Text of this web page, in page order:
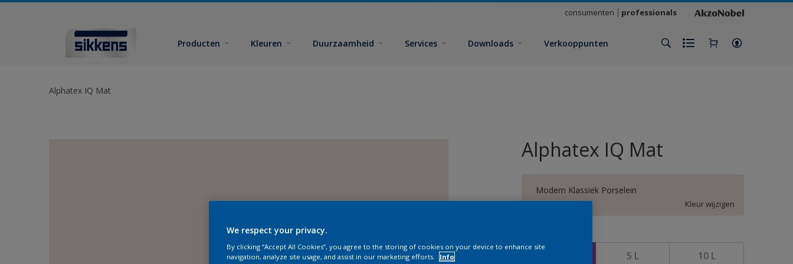
consumenten professionals
Producten Kleuren Duurzaamheid Services Downloads Verkooppunten
Alphatex IQ Mat
Alphatex IQ Mat
Modern Klassiek Porselein
Kleur wijzigen
5 L 10 L
We respect your privacy.
By clicking “Accept All Cookies”, you agree to the storing of cookies on your device to enhance site
navigation, analyze site usage, and assist in our marketing efforts.
Info